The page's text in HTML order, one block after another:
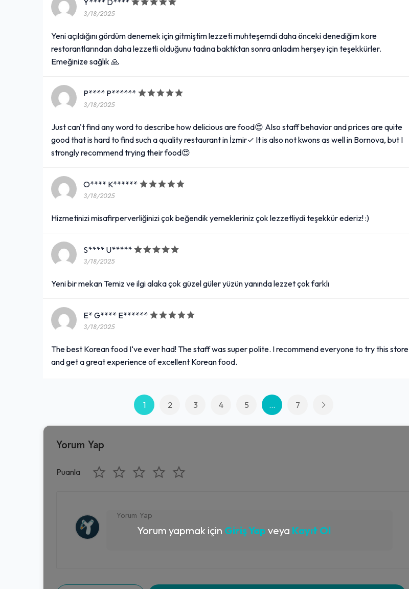
Y**** D****
3/18/2025
Yeni açıldığını gördüm denemek için gitmiştim lezzeti muhteşemdi daha önceki denediğim kore
restorantlarından daha lezzetli olduğunu tadına baktıktan sonra anladım herşey için teşekkürler.
Emeğinize sağlık 🙏
P**** P******
3/18/2025
Just can't find any word to describe how delicious are food😍 Also staff behavior and prices are quite
good that is hard to find such a quality restaurant in İzmir✓ It is also not kwons as well in Bornova, but I
strongly recommend trying their food😍
O**** K******
3/18/2025
Hizmetinizi misafirperverliğinizi çok beğendik yemekleriniz çok lezzetliydi teşekkür ederiz! :)
S**** U*****
3/18/2025
Yeni bir mekan Temiz ve ilgi alaka çok güzel güler yüzün yanında lezzet çok farklı
E* G**** E******
3/18/2025
The best Korean food I‘ve ever had! The staff was super polite. I recommend everyone to try this store
and get a great experience of excellent Korean food.
1 2 3 4 5 ... 7
Yorum Yap
Puanla
Yorum yapmak için Giriş Yap veya Kayıt Ol